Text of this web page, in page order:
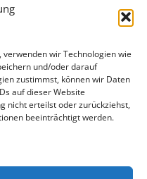
wir Technologien wie
und/oder darauf
zustimmst, können wir Daten
auf dieser Website
nicht erteilst oder zurückziehst,
beeinträchtigt werden.